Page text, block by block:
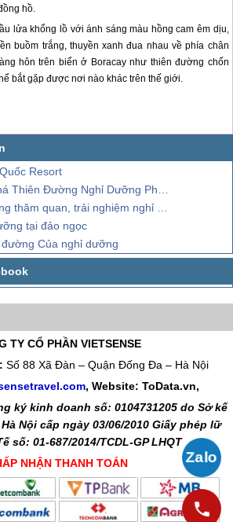
hồ.
lửa khổng lồ với ánh sáng màu hồng cam êm dịu,
buồm trắng, thuyền xanh đua nhau về phía chân
hôn trên biển ở Boracay như thiên đường chốn
bắt gặp được nơi nào khác trên thế giới.
Resort
Đường Nghỉ Dưỡng Phú Quốc
trải nghiệm nghỉ dưỡng của Phú Quốc
tại đảo ngọc
Của nghỉ dưỡng
TY CỔ PHẦN VIETSENSE
Số 88 Xã Đàn – Quận Đống Đa – Hà Nội
, Website: ToData.vn,
ký kinh doanh số: 0104731205 do Sở kế
Nội cấp ngày 03/06/2010 Giấy phép lữ
số: 01-687/2014/TCDL-GP LHQT
NHẬN THANH TOÁN